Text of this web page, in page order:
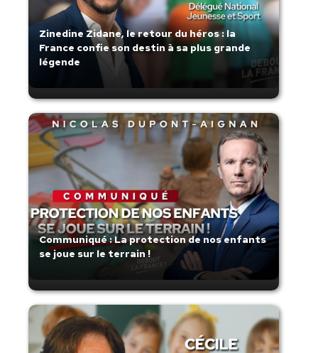
Zinedine Zidane, le retour du héros : la
France confie son destin à sa plus grande
légende
Communiqué : La protection de nos enfants
se joue sur le terrain !